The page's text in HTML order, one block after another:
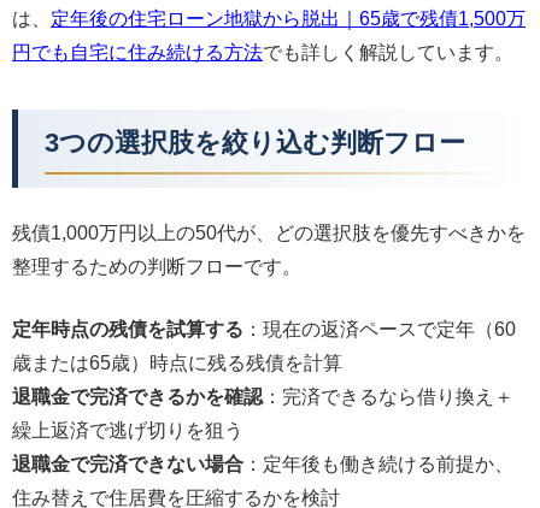
は、 定年後の住宅ローン地獄から脱出｜65歳で残債1,500万
円でも自宅に住み続ける方法でも詳しく解説しています。
3つの選択肢を絞り込む判断フロー
残債1,000万円以上の50代が、どの選択肢を優先すべきかを
整理するための判断フローです。
定年時点の残債を試算する ：現在の返済ペースで定年（60
歳または65歳）時点に残る残債を計算
退職金で完済できるかを確認 ：完済できるなら借り換え＋
繰上返済で逃げ切りを狙う
退職金で完済できない場合 ：定年後も働き続ける前提か、
住み替えで住居費を圧縮するかを検討